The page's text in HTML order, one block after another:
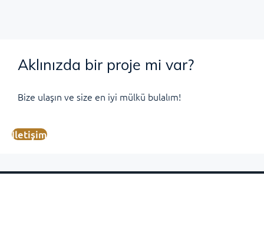
Aklınızda bir proje mi var?
Bize ulaşın ve size en iyi mülkü bulalım!
İletişim